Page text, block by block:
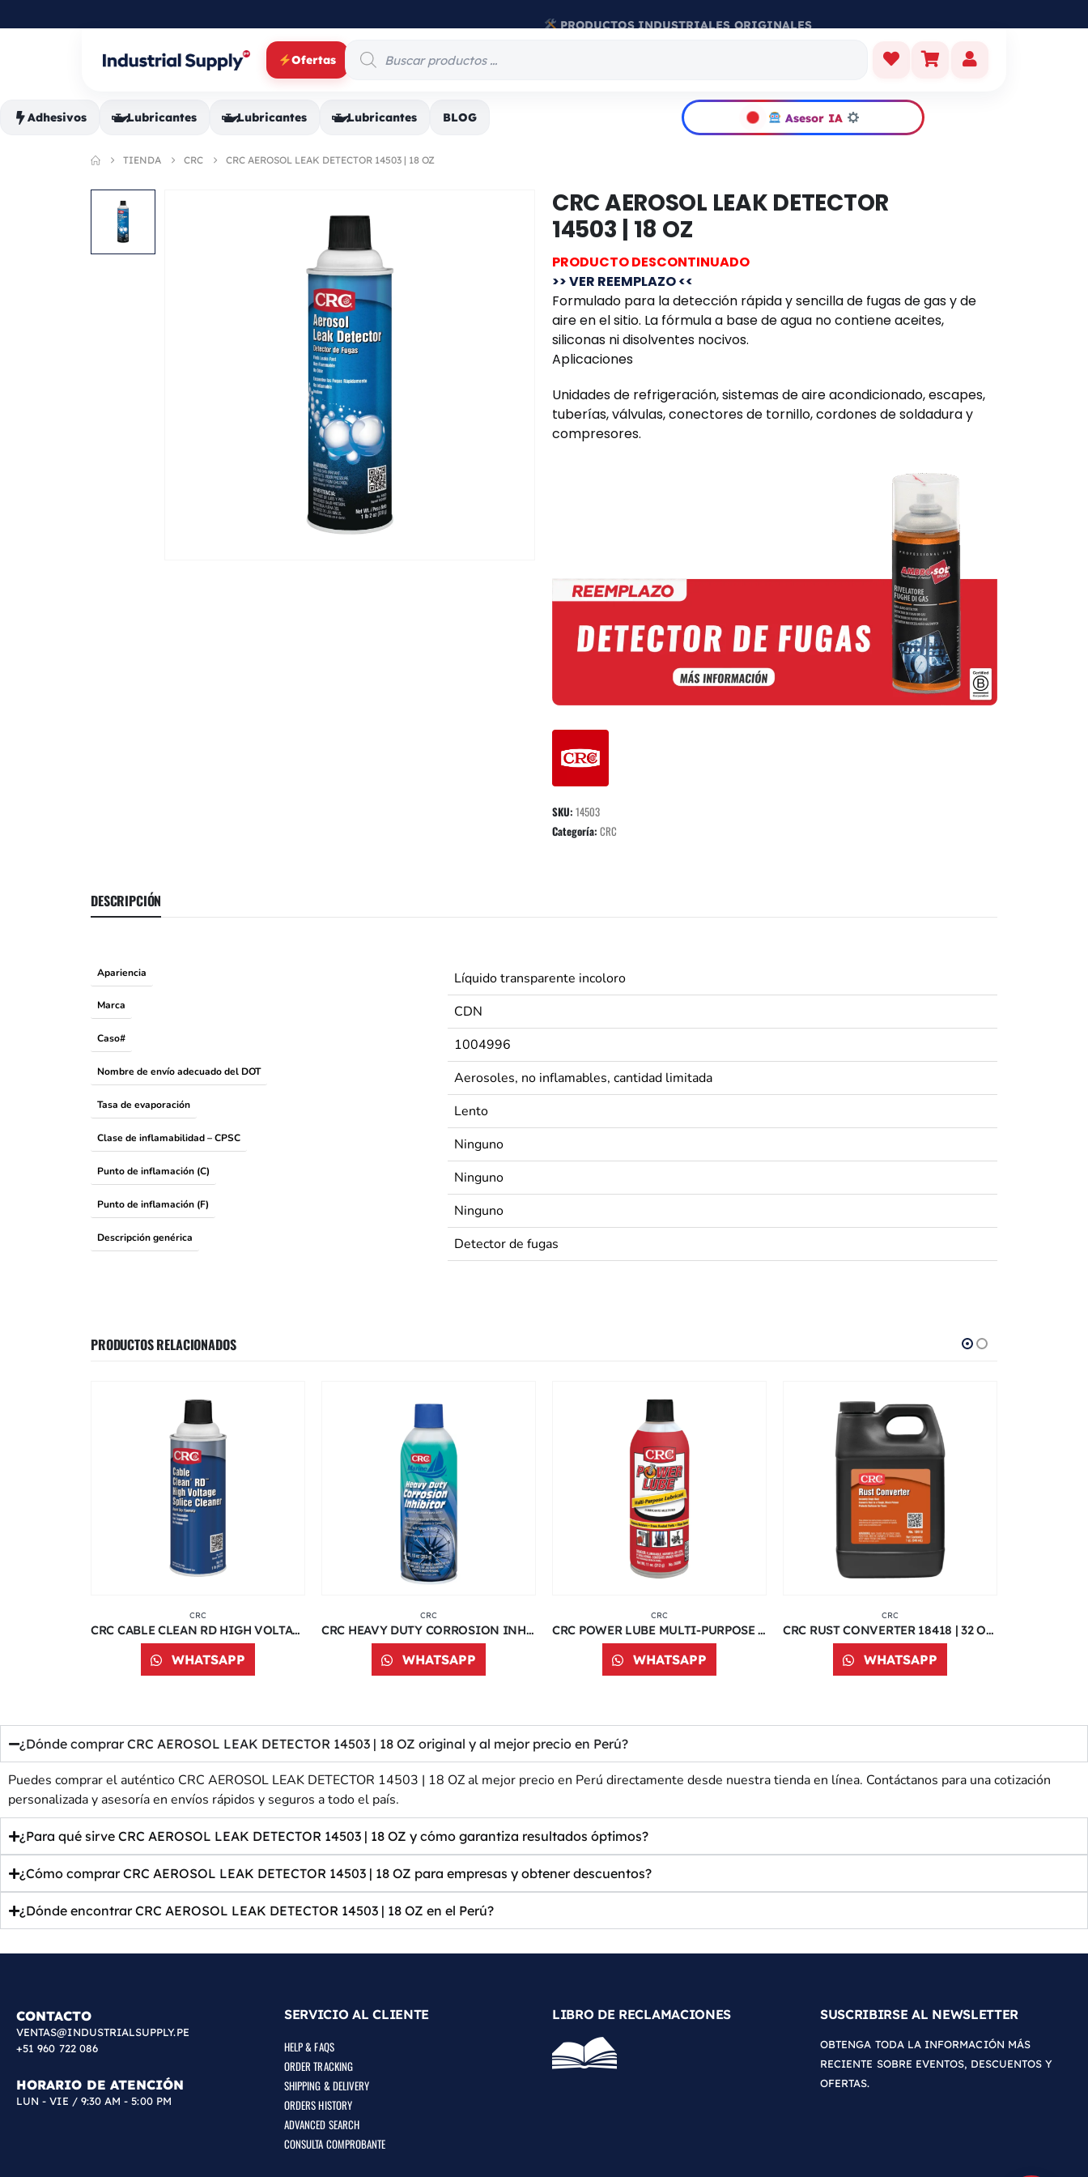
Ofertas
Adhesivos Lubricantes Lubricantes Lubricantes BLOG Asesor IA
TIENDA CRC CRC AEROSOL LEAK DETECTOR 14503 | 18 OZ
CRC AEROSOL LEAK DETECTOR
14503 | 18 OZ
PRODUCTO DESCONTINUADO
>> VER REEMPLAZO <<
Formulado para la detección rápida y sencilla de fugas de gas y de
aire en el sitio. La fórmula a base de agua no contiene aceites,
siliconas ni disolventes nocivos.
Aplicaciones
Unidades de refrigeración, sistemas de aire acondicionado, escapes,
tuberías, válvulas, conectores de tornillo, cordones de soldadura y
compresores.
SKU: 14503
Categoría: CRC
DESCRIPCIÓN
Apariencia Líquido transparente incoloro
Marca CDN
Caso# 1004996
Nombre de envío adecuado del DOT Aerosoles, no inflamables, cantidad limitada
Tasa de evaporación Lento
Clase de inflamabilidad – CPSC Ninguno
Punto de inflamación (C) Ninguno
Punto de inflamación (F) Ninguno
Descripción genérica Detector de fugas
PRODUCTOS RELACIONADOS
CRC
CRC CABLE CLEAN RD HIGH VOLTAGE SPLICE CLEANER 02150 | 16 ONZ
WHATSAPP
CRC
CRC HEAVY DUTY CORROSION INHIBITOR 6026 | 10 ONZ
WHATSAPP
CRC
CRC POWER LUBE MULTI-PURPOSE LUBRICANT 5006 | 11 ONZ
WHATSAPP
CRC
CRC RUST CONVERTER 18418 | 32 ONZ
WHATSAPP
¿Dónde comprar CRC AEROSOL LEAK DETECTOR 14503 | 18 OZ original y al mejor precio en Perú?
Puedes comprar el auténtico CRC AEROSOL LEAK DETECTOR 14503 | 18 OZ al mejor precio en Perú directamente desde nuestra tienda en línea. Contáctanos para una cotización
personalizada y asesoría en envíos rápidos y seguros a todo el país.
¿Para qué sirve CRC AEROSOL LEAK DETECTOR 14503 | 18 OZ y cómo garantiza resultados óptimos?
¿Cómo comprar CRC AEROSOL LEAK DETECTOR 14503 | 18 OZ para empresas y obtener descuentos?
¿Dónde encontrar CRC AEROSOL LEAK DETECTOR 14503 | 18 OZ en el Perú?
CONTACTO
VENTAS@INDUSTRIALSUPPLY.PE
+51 960 722 086
HORARIO DE ATENCIÓN
LUN - VIE / 9:30 AM - 5:00 PM
SERVICIO AL CLIENTE
HELP & FAQS
ORDER TRACKING
SHIPPING & DELIVERY
ORDERS HISTORY
ADVANCED SEARCH
CONSULTA COMPROBANTE
LIBRO DE RECLAMACIONES SUSCRIBIRSE AL NEWSLETTER
OBTENGA TODA LA INFORMACIÓN MÁS
RECIENTE SOBRE EVENTOS, DESCUENTOS Y
OFERTAS.